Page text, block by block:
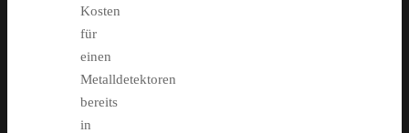
Kosten
für
einen
Metalldetektoren
bereits
in